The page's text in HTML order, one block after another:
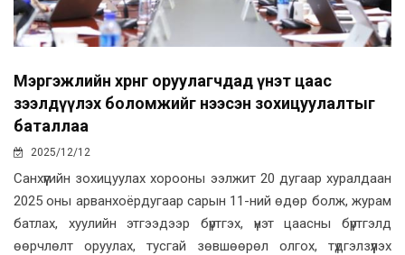
Мэргэжлийн хөрөнгө оруулагчдад үнэт цаас
зээлдүүлэх боломжийг нээсэн зохицуулалтыг
баталлаа
2025/12/12
Санхүүгийн зохицуулах хорооны ээлжит 20 дугаар хуралдаан
2025 оны арванхоёрдугаар сарын 11-ний өдөр болж, журам
батлах, хуулийн этгээдээр бүртгэх, үнэт цаасны бүртгэлд
өөрчлөлт оруулах, тусгай зөвшөөрөл олгох, түдгэлзүүлэх